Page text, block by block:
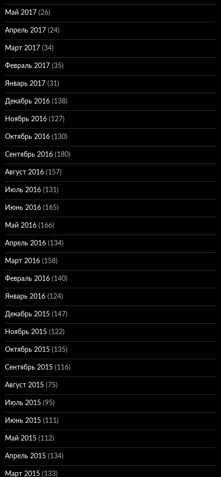
Май 2017 (26)
Апрель 2017 (24)
Март 2017 (34)
Февраль 2017 (35)
Январь 2017 (31)
Декабрь 2016 (138)
Ноябрь 2016 (127)
Октябрь 2016 (130)
Сентябрь 2016 (180)
Август 2016 (157)
Июль 2016 (131)
Июнь 2016 (165)
Май 2016 (166)
Апрель 2016 (134)
Март 2016 (158)
Февраль 2016 (140)
Январь 2016 (124)
Декабрь 2015 (147)
Ноябрь 2015 (122)
Октябрь 2015 (135)
Сентябрь 2015 (116)
Август 2015 (75)
Июль 2015 (95)
Июнь 2015 (111)
Май 2015 (112)
Апрель 2015 (134)
Март 2015 (133)